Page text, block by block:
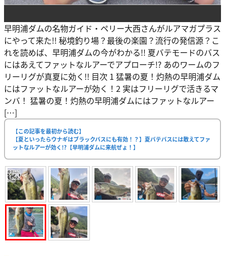
早明浦ダムの名物ガイド・ペリー大西さんがルアマガプラス
にやって来た!! 秘境釣り場？最後の楽園？流行の発信源？こ
れを読めば、早明浦ダムの今がわかる!! 夏バテモードのバス
にはあえてファットなルアーでアプローチ!? あのワームのフ
リーリグが真夏に効く!! 目次 1 猛暑の夏！灼熱の早明浦ダム
にはファットなルアーが効く！2 実はフリーリグで活きるマ
ンバ！ 猛暑の夏！灼熱の早明浦ダムにはファットなルアー
[…]
【この記事を最初から読む】
【夏といったらウナギはブラックバスにも有効！？】夏バテバスには敢えてファ
ットなルアーが効く!?【早明浦ダムに来航ぜょ！】